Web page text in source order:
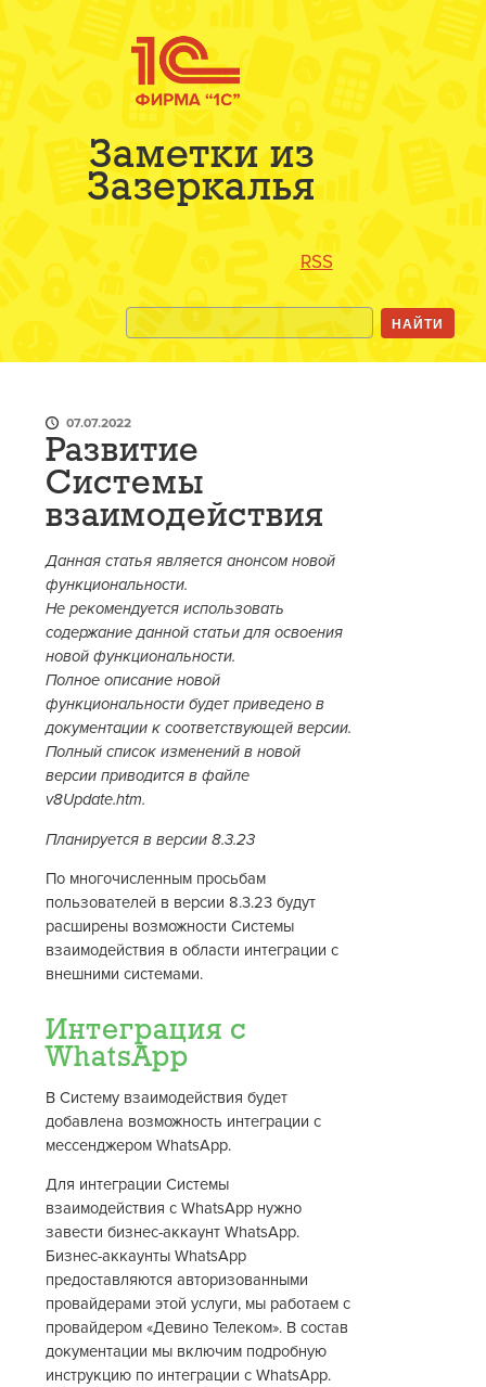
Заметки из
Зазеркалья
RSS
07.07.2022
Развитие
Системы
взаимодействия
Данная статья является анонсом новой
функциональности.
Не рекомендуется использовать
содержание данной статьи для освоения
новой функциональности.
Полное описание новой
функциональности будет приведено в
документации к соответствующей версии.
Полный список изменений в новой
версии приводится в файле
v8Update.htm.
Планируется в версии 8.3.23
По многочисленным просьбам
пользователей в версии 8.3.23 будут
расширены возможности Системы
взаимодействия в области интеграции с
внешними системами.
Интеграция с
WhatsApp
В Систему взаимодействия будет
добавлена возможность интеграции с
мессенджером WhatsApp.
Для интеграции Системы
взаимодействия с WhatsApp нужно
завести бизнес-аккаунт WhatsApp.
Бизнес-аккаунты WhatsApp
предоставляются авторизованными
провайдерами этой услуги, мы работаем с
провайдером «Девино Телеком». В состав
документации мы включим подробную
инструкцию по интеграции с WhatsApp.